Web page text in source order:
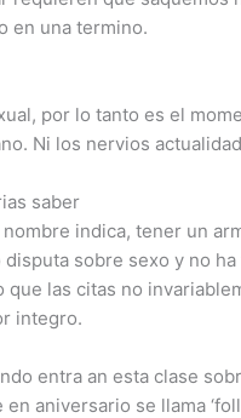
en una termino.
por lo tanto es el
Ni los nervios
saber
indica, tener un
sobre sexo y no
las citas no
integro.
entra an esta clase
aniversario se llama